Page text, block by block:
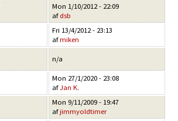
Mon 1/10/2012 - 22:09
af dsb
Fri 13/4/2012 - 23:13
afmiken
n/a
Mon 27/1/2020 - 23:08
afJan K.
Mon 9/11/2009 - 19:47
afjimmyoldtimer